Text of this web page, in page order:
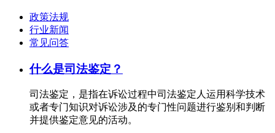
政策法规
行业新闻
常见问答
什么是司法鉴定？
司法鉴定，是指在诉讼过程中司法鉴定人运用科学技术
或者专门知识对诉讼涉及的专门性问题进行鉴别和判断
并提供鉴定意见的活动。